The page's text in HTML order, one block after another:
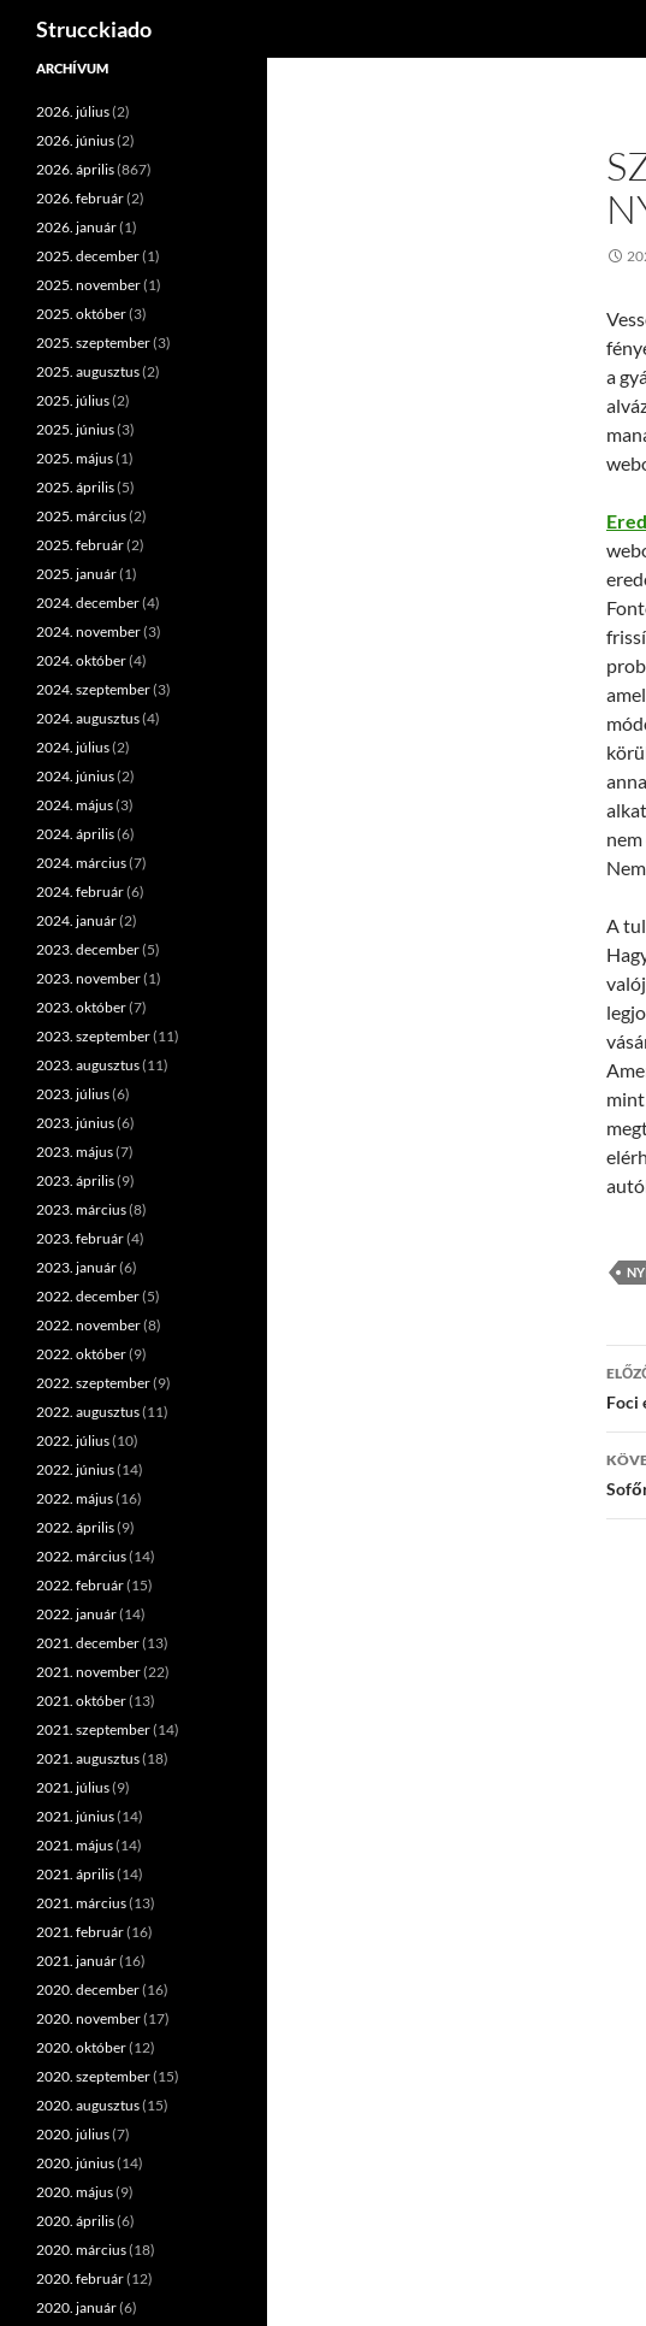
Tartalomhoz
Strucckiado
a
A
Foci
ARCHÍVUM
2026. július(2)
2026. június(2)
2026. április(867)
2026. február(2)
2026. január(1)
2025. december(1)
2025. november(1)
2025. október(3)
2025. szeptember(3)
2025. augusztus(2)
2025. július(2)
2025. június(3)
2025. május(1)
2025. április(5)
2025. március(2)
2025. február(2)
2025. január(1)
2024. december(4)
2024. november(3)
2024. október(4)
2024. szeptember(3)
2024. augusztus(4)
2024. július(2)
2024. június(2)
2024. május(3)
2024. április(6)
2024. március(7)
2024. február(6)
2024. január(2)
2023. december(5)
2023. november(1)
2023. október(7)
2023. szeptember(11)
2023. augusztus(11)
2023. július(6)
2023. június(6)
2023. május(7)
2023. április(9)
2023. március(8)
2023. február(4)
2023. január(6)
2022. december(5)
2022. november(8)
2022. október(9)
2022. szeptember(9)
2022. augusztus(11)
2022. július(10)
2022. június(14)
2022. május(16)
2022. április(9)
2022. március(14)
2022. február(15)
2022. január(14)
2021. december(13)
2021. november(22)
2021. október(13)
2021. szeptember(14)
2021. augusztus(18)
2021. július(9)
2021. június(14)
2021. május(14)
2021. április(14)
2021. március(13)
2021. február(16)
2021. január(16)
2020. december(16)
2020. november(17)
2020. október(12)
2020. szeptember(15)
2020. augusztus(15)
2020. július(7)
2020. június(14)
2020. május(9)
2020. április(6)
2020. március(18)
2020. február(12)
2020. január(6)